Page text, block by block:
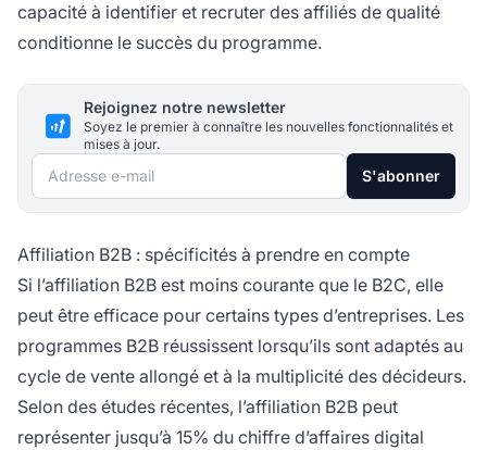
capacité à identifier et recruter des affiliés de qualité
conditionne le succès du programme.
Rejoignez notre newsletter
Soyez le premier à connaître les nouvelles fonctionnalités et
mises à jour.
Adresse e-mail S'abonner
Affiliation B2B : spécificités à prendre en compte
Si l’affiliation B2B est moins courante que le B2C, elle
peut être efficace pour certains types d’entreprises. Les
programmes B2B réussissent lorsqu’ils sont adaptés au
cycle de vente allongé et à la multiplicité des décideurs.
Selon des études récentes, l’affiliation B2B peut
représenter jusqu’à 15% du chiffre d’affaires digital